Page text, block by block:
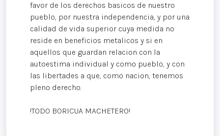
favor de los derechos basicos de nuestro
pueblo, por nuestra independencia, y por una
calidad de vida superior cuya medida no
reside en beneficios metalicos y si en
aquellos que guardan relacion con la
autoestima individual y como pueblo, y con
las libertades a que, como nacion, tenemos
pleno derecho.
!TODO BORICUA MACHETERO!